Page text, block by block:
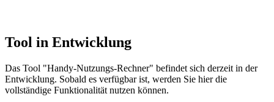
Tool in Entwicklung
Das Tool "Handy-Nutzungs-Rechner" befindet sich derzeit in der
Entwicklung. Sobald es verfügbar ist, werden Sie hier die
vollständige Funktionalität nutzen können.